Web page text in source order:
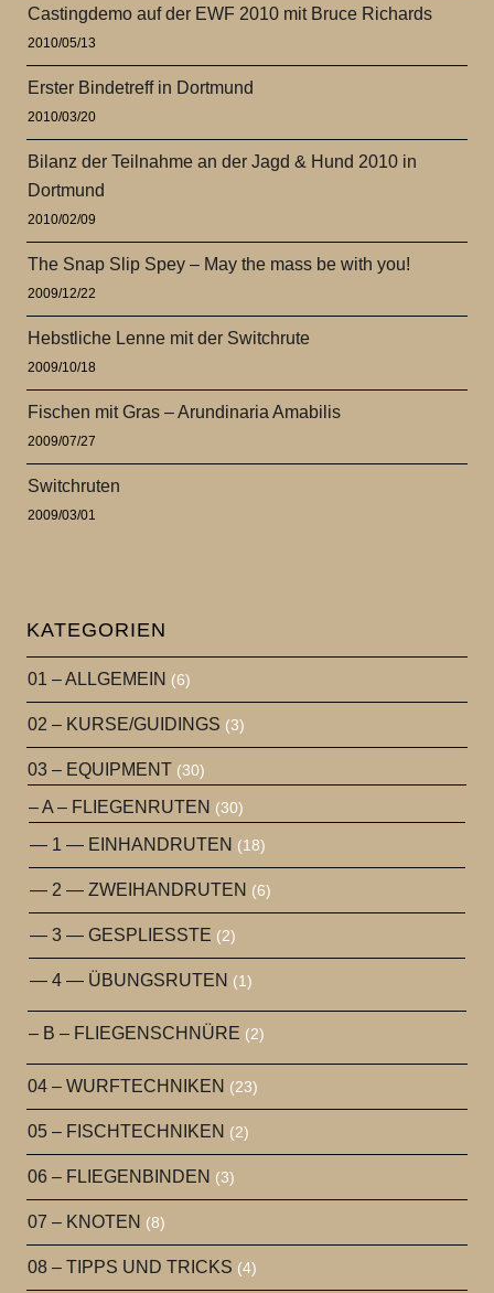
Castingdemo auf der EWF 2010 mit Bruce Richards
2010/05/13
Erster Bindetreff in Dortmund
2010/03/20
Bilanz der Teilnahme an der Jagd & Hund 2010 in
Dortmund
2010/02/09
The Snap Slip Spey – May the mass be with you!
2009/12/22
Hebstliche Lenne mit der Switchrute
2009/10/18
Fischen mit Gras – Arundinaria Amabilis
2009/07/27
Switchruten
2009/03/01
KATEGORIEN
01 – ALLGEMEIN (6)
02 – KURSE/GUIDINGS (3)
03 – EQUIPMENT (30)
– A – FLIEGENRUTEN (30)
— 1 — EINHANDRUTEN (18)
— 2 — ZWEIHANDRUTEN (6)
— 3 — GESPLIESSTE (2)
— 4 — ÜBUNGSRUTEN (1)
– B – FLIEGENSCHNÜRE (2)
04 – WURFTECHNIKEN (23)
05 – FISCHTECHNIKEN (2)
06 – FLIEGENBINDEN (3)
07 – KNOTEN (8)
08 – TIPPS UND TRICKS (4)